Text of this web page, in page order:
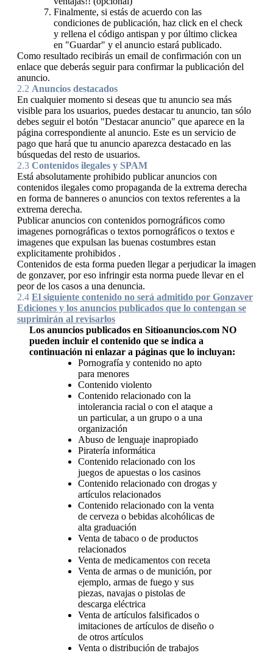
Finalmente, si estás de acuerdo con las
condiciones de publicación, haz click en el check
y rellena el código antispan y por último clickea
en "Guardar" y el anuncio estará publicado.
Como resultado recibirás un email de confirmación con un
enlace que deberás seguir para confirmar la publicación del
anuncio.
2.2 Anuncios destacados
En cualquier momento si deseas que tu anuncio sea más
visible para los usuarios, puedes destacar tu anuncio, tan sólo
debes seguir el botón "Destacar anuncio" que aparece en la
página correspondiente al anuncio. Este es un servicio de
pago que hará que tu anuncio aparezca destacado en las
búsquedas del resto de usuarios.
2.3 Contenidos ilegales y SPAM
Está absolutamente prohibido publicar anuncios con
contenidos ilegales como propaganda de la extrema derecha
en forma de banneres o anuncios con textos referentes a la
extrema derecha.
Publicar anuncios con contenidos pornográficos como
imagenes pornográficas o textos pornográficos o textos e
imagenes que expulsan las buenas costumbres estan
explicitamente prohibidos .
Contenidos de esta forma pueden llegar a perjudicar la imagen
de gonzaver, por eso infringir esta norma puede llevar en el
peor de los casos a una denuncia.
2.4 El siguiente contenido no será admitido por Gonzaver
Ediciones y los anuncios publicados que lo contengan se
suprimirán al revisarlos
Los anuncios publicados en Sitioanuncios.com NO
pueden incluir el contenido que se indica a
continuación ni enlazar a páginas que lo incluyan:
Pornografía y contenido no apto
para menores
Contenido violento
Contenido relacionado con la
intolerancia racial o con el ataque a
un particular, a un grupo o a una
organización
Abuso de lenguaje inapropiado
Piratería informática
Contenido relacionado con los
juegos de apuestas o los casinos
Contenido relacionado con drogas y
artículos relacionados
Contenido relacionado con la venta
de cerveza o bebidas alcohólicas de
alta graduación
Venta de tabaco o de productos
relacionados
Venta de medicamentos con receta
Venta de armas o de munición, por
ejemplo, armas de fuego y sus
piezas, navajas o pistolas de
descarga eléctrica
Venta de artículos falsificados o
imitaciones de artículos de diseño o
de otros artículos
Venta o distribución de trabajos